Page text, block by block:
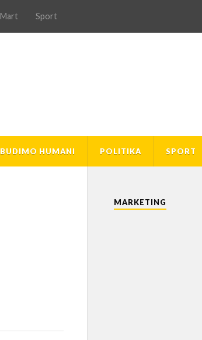
Sport
BUDIMO HUMANI POLITIKA SPORT
MARKETING